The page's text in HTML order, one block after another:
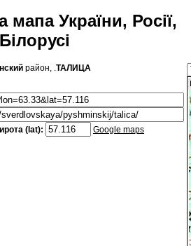
мапа України, Росії,
Білорусі
район, .ТАЛИЦА
(lat): Google maps